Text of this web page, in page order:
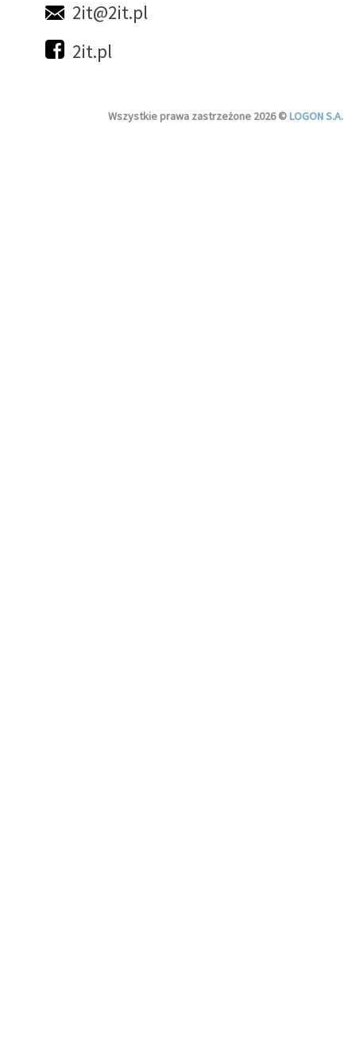
2it@2it.pl
2it.pl
Wszystkie prawa zastrzeżone 2026 ©LOGON S.A.